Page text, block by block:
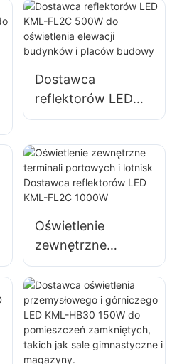
magazynów KML-
FL2C 240W
Dostawca
Dostawca
reflektorów LED
KML-FL2C 500W
elewacji budynków
i placów budowy
Oświetlenie
zewnętrzne
terminali
portowych i lotnisk
Dostawca
reflektorów LED
KML-FL2C 1000W